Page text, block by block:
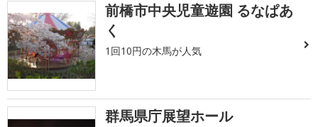
前橋市中央児童遊園 るなぱあ
く
1回10円の木馬が人気
群馬県庁展望ホール